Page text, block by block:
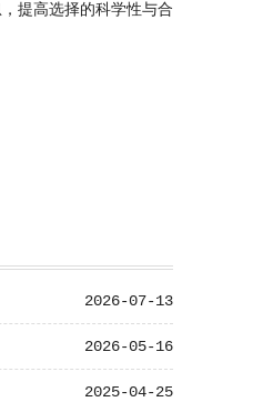
提高选择的科学性与合
2026-07-13
2026-05-16
2025-04-25